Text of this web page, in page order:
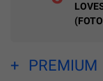
PREMIUM